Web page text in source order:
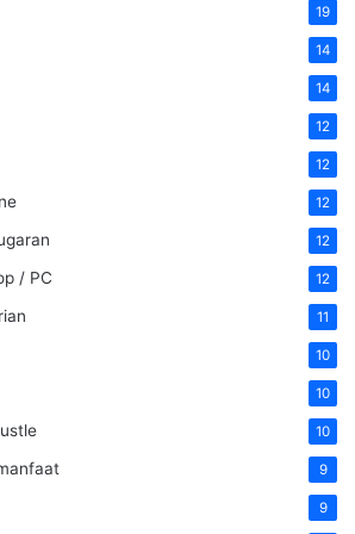
19
14
14
12
12
12
12
/ PC 12
11
10
10
10
9
9